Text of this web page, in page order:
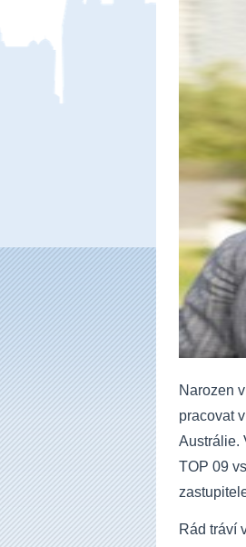
Narozen
pracovat
Austrálie.
TOP 09
Rád tráví